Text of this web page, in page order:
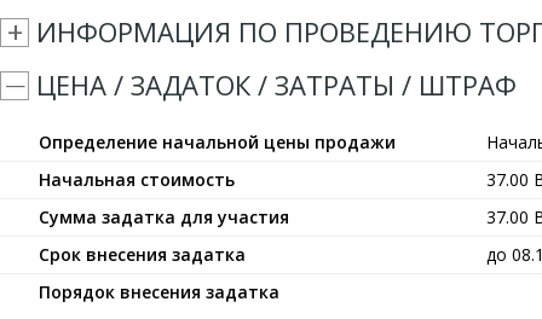
ИНФОРМАЦИЯ ПО ПРОВЕДЕНИЮ
ЦЕНА / ЗАДАТОК / ЗАТРАТЫ / ШТРАФ
Определение начальной цены продажи
Начальная стоимость
37.00
Сумма задатка для участия
37.00
Срок внесения задатка
до
Порядок внесения задатка